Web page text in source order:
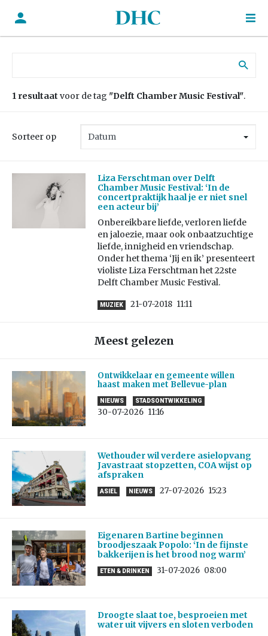
1 resultaat voor de tag "Delft Chamber Music Festival".
Sorteer op
Liza Ferschtman over Delft
Chamber Music Festival: ‘In de
concertpraktijk haal je er niet snel
een acteur bij’
Onbereikbare liefde, verloren liefde
en jaloezie, maar ook onbaatzuchtige
liefde, innigheid en vriendschap.
Onder het thema ‘Jij en ik’ presenteert
violiste Liza Ferschtman het 22ste
Delft Chamber Music Festival.
MUZIEK 21-07-2018 11:11
Meest gelezen
Ontwikkelaar en gemeente willen
haast maken met Bellevue-plan
NIEUWS STADSONTWIKKELING
30-07-2026 11:16
Wethouder wil verdere asielopvang
Javastraat stopzetten, COA wijst op
afspraken
ASIEL NIEUWS 27-07-2026 15:23
Eigenaren Bartine beginnen
broodjeszaak Popolo: ‘In de fijnste
bakkerijen is het brood nog warm’
ETEN & DRINKEN 31-07-2026 08:00
Droogte slaat toe, besproeien met
water uit vijvers en sloten verboden